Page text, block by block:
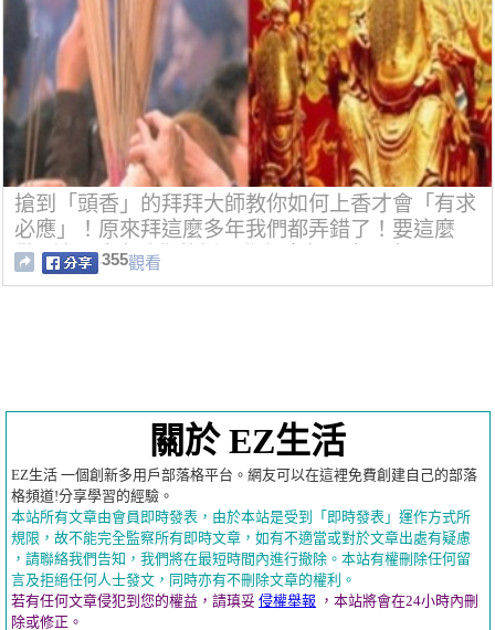
搶到「頭香」的拜拜大師教你如何上香才會「有求
必應」！原來拜這麼多年我們都弄錯了！要這麼
做...神明才會聽你的話！學起來保一家平安吧！
355觀看
關於 EZ生活
EZ生活 一個創新多用戶部落格平台。網友可以在這裡免費創建自己的部落
格頻道!分享學習的經驗。
本站所有文章由會員即時發表，由於本站是受到「即時發表」運作方式所
規限，故不能完全監察所有即時文章，如有不適當或對於文章出處有疑慮
，請聯絡我們告知，我們將在最短時間內進行撤除。本站有權刪除任何留
言及拒絕任何人士發文，同時亦有不刪除文章的權利。
若有任何文章侵犯到您的權益，請瑱妥 侵權舉報 ，本站將會在24小時內刪
除或修正。